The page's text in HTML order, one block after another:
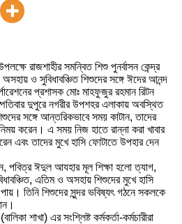
রাজশাহীর সমন্বিত শিশু পুনর্বাসন কেন্দ্র
ও সুবিধাবঞ্চিত শিশুদের সঙ্গে ঈদের আনন্দ
প্রশাসক মোঃ মাহফুজুর রহমান রিটন
দুপুরে নগরীর উপশহর এলাকায় অবস্থিত
সঙ্গে আন্তরিকভাবে সময় কাটান, তাদের
করেন। এ সময় নিজ হাতে রান্না করা খাবার
এবং তাদের মুখে হাসি ফোটাতে উপহার দেন
পবিত্র ঈদুল আযহার মূল শিক্ষা হলো ত্যাগ,
এতিম ও অসহায় শিশুদের মুখে হাসি
তিনি শিশুদের সুন্দর ভবিষ্যৎ গঠনে সকলকে
শাখা) এর সংশ্লিষ্ট কর্মকর্তা-কর্মচারীরা